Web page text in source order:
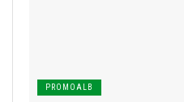
PROMOALB